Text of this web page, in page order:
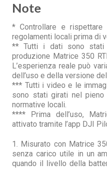
Note
* Controllare e
regolamenti locali prima di
** Tutti i dati sono stati
produzione Matrice 350
L’esperienza reale può
dell’uso e della versione
*** Tutti i video e le
sono stati girati nel
normative locali.
**** Prima dell’uso,
attivato tramite l’app DJI
1. Misurato con Matrice
senza carico utile in un
quando il livello della